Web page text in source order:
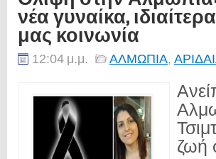
νέα γυναίκα,
μας κοινωνία
12:04 μ.μ. ΑΛΜΩΠΙΑ,
ζωή